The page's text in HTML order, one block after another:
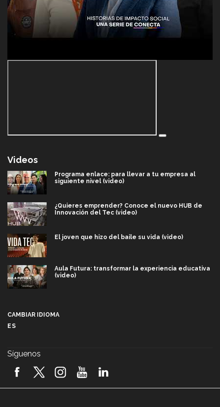
Videos
Programa enlace: para llevar a tu empresa al
siguiente nivel (video)
¿Quieres emprender? Conoce el nuevo HUB de
Innovación del Tec (video)
El joven que hizo del baile su vida (video)
Aula Futura: transformar la experiencia educativa
(video)
2026! (video)
CAMBIAR IDIOMA
ES
Síguenos